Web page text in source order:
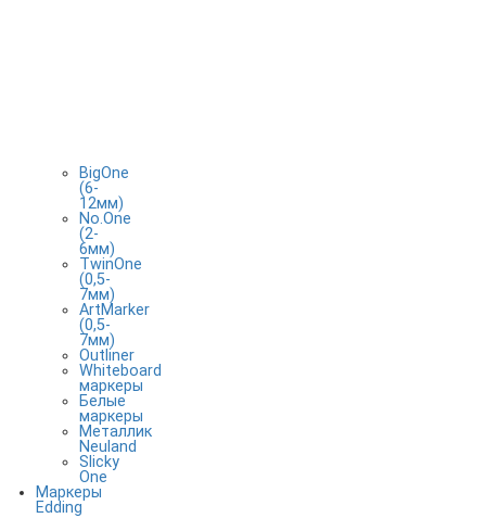
BigOne
(6-
12мм)
No.One
(2-
6мм)
TwinOne
(0,5-
7мм)
ArtMarker
(0,5-
7мм)
Outliner
Whiteboard
маркеры
Белые
маркеры
Металлик
Neuland
Slicky
One
Маркеры
Edding